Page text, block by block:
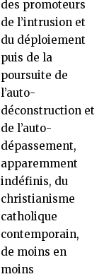
des promoteurs
de l’intrusion et
du déploiement
puis de la
poursuite de
l’auto-
déconstruction et
de l’auto-
dépassement,
apparemment
indéfinis, du
christianisme
catholique
contemporain,
de moins en
moins